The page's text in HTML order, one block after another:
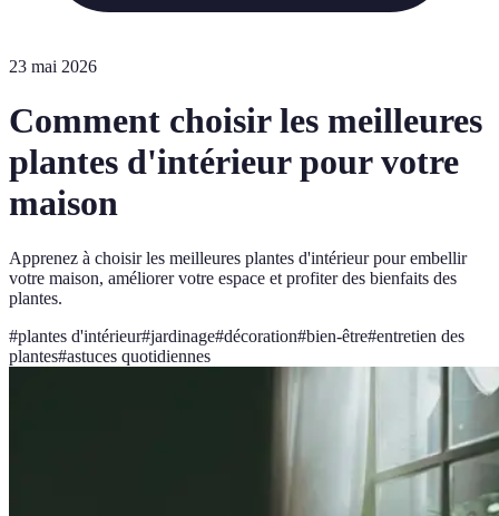
23 mai 2026
Comment choisir les meilleures
plantes d'intérieur pour votre
maison
Apprenez à choisir les meilleures plantes d'intérieur pour embellir
votre maison, améliorer votre espace et profiter des bienfaits des
plantes.
#plantes d'intérieur#jardinage#décoration#bien-être#entretien des
plantes#astuces quotidiennes